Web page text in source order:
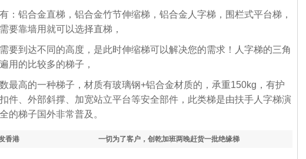
：铝合金直梯，铝合金竹节伸缩梯，铝合金人字梯，围栏式平台梯，
要靠墙用就可以选择直梯，
要到达不同的高度，是此时伸缩梯可以解决您的需求！人字梯的三角
用的比较多的梯子，
最高的一种梯子，材质有玻璃钢+铝合金材质的，承重150kg，有护
件、外部斜撑、加宽站立平台等安全部件，此类梯是由扶手人字梯演
的梯子国外非常普及。
一切为了客户，创乾加班两晚赶货一批绝缘梯
香港